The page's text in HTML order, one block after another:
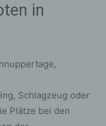
in
Schlagzeug oder
Plätze bei den